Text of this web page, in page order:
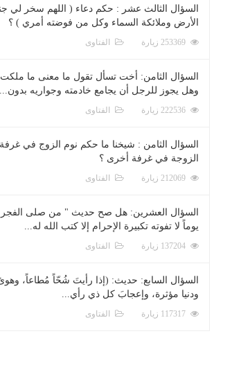
السؤال الثالث عشر : حكم دعاء ( اللهم سخر لي
الأرض وملائكة السماء وكل من فوضته أمري ) ؟
الفتاوى
السؤال الثامن: أخت تسأل تقول ما معنى ما ملكت
وهل يجوز للرجل أن يجامع خادمته وجواريه بدون...
الفتاوى
السؤال الثامن : شيخنا ما حكم نوم الزوج في
الزوجة في غرفة أخرى ؟
الفتاوى
السؤال العشرين: هل صح حديث " من صلى الفجر
يوماً لا تفوته تكبيرة الإحرام إلا كتب الله له...
الفتاوى
السؤال السابع: حديث: (إذا رأيتَ شُحّاً مُطاعاً، وهوىً
ودنيا مؤثرة، وإعجابَ كل ذي رأي...
الفتاوى